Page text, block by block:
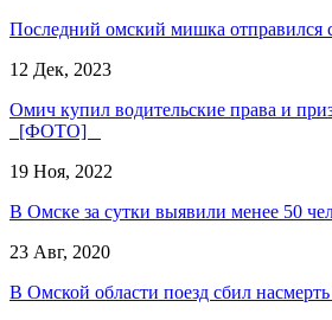
Последний омский мишка отправился
12 Дек, 2023
Омич купил водительские права и
[ФОТО]
19 Ноя, 2022
В Омске за сутки выявили менее 50
23 Авг, 2020
В Омской области поезд сбил